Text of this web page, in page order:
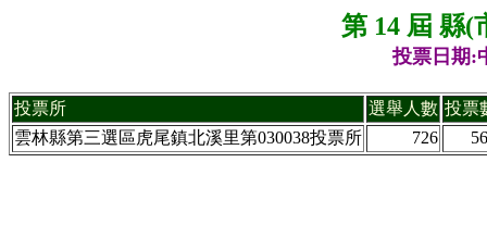
第 14 屆 縣(
投票日期:
投票所 選舉人數 投票
雲林縣第三選區虎尾鎮北溪里第030038投票所
726